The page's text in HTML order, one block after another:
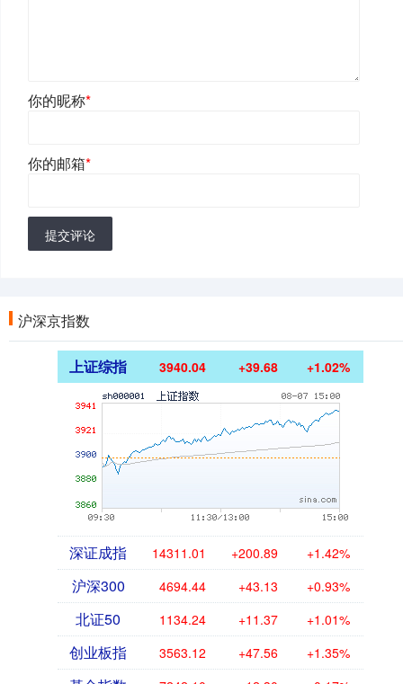
你的昵称*
你的邮箱*
提交评论
沪深京指数
上证综指 3940.04 +39.68 +1.02%
深证成指 14311.01 +200.89 +1.42%
沪深300 4694.44 +43.13 +0.93%
北证50 1134.24 +11.37 +1.01%
创业板指 3563.12 +47.56 +1.35%